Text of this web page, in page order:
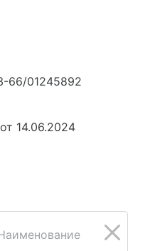
66/01245892
14.06.2024